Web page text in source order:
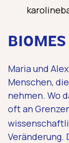
Maria und
Menschen,
nehmen. Wo
oft an
Veränderung.